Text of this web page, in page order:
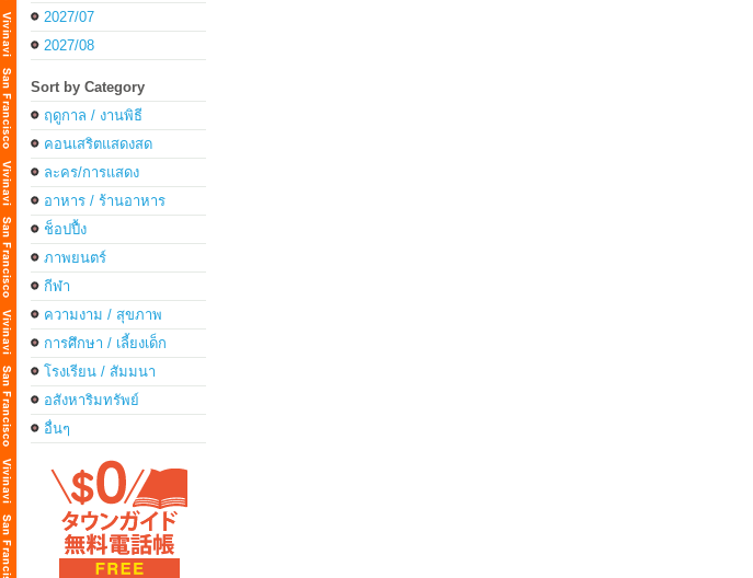
2027/07
2027/08
Sort by Category
ฤดูกาล / งานพิธี
คอนเสริตแสดงสด
ละคร/การแสดง
อาหาร / ร้านอาหาร
ช็อปปื้ง
ภาพยนตร์
กีฬา
ความงาม / สุขภาพ
การศึกษา / เลี้ยงเด็ก
โรงเรียน / สัมมนา
อสังหาริมทรัพย์
อื่นๆ